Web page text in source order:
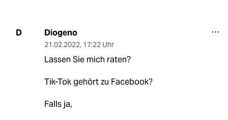
D Diogeno
21.02.2022, 17:22 Uhr
Lassen Sie mich raten?
Tik-Tok gehört zu Facebook?
Falls ja,